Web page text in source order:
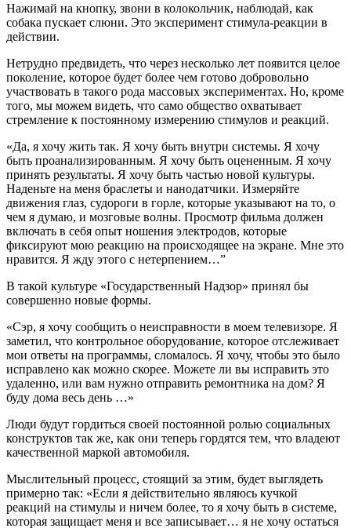
Нажимай на кнопку, звони в колокольчик, наблюдай, как
собака пускает слюни. Это эксперимент стимула-реакции в
действии.
Нетрудно предвидеть, что через несколько лет появится целое
поколение, которое будет более чем готово добровольно
участвовать в такого рода массовых экспериментах. Но, кроме
того, мы можем видеть, что само общество охватывает
стремление к постоянному измерению стимулов и реакций.
«Да, я хочу жить так. Я хочу быть внутри системы. Я хочу
быть проанализированным. Я хочу быть оцененным. Я хочу
принять результаты. Я хочу быть частью новой культуры.
Наденьте на меня браслеты и нанодатчики. Измеряйте
движения глаз, судороги в горле, которые указывают на то, о
чем я думаю, и мозговые волны. Просмотр фильма должен
включать в себя опыт ношения электродов, которые
фиксируют мою реакцию на происходящее на экране. Мне это
нравится. Я жду этого с нетерпением…”
В такой культуре «Государственный Надзор» принял бы
совершенно новые формы.
«Сэр, я хочу сообщить о неисправности в моем телевизоре. Я
заметил, что контрольное оборудование, которое отслеживает
мои ответы на программы, сломалось. Я хочу, чтобы это было
исправлено как можно скорее. Можете ли вы исправить это
удаленно, или вам нужно отправить ремонтника на дом? Я
буду дома весь день …»
Люди будут гордиться своей постоянной ролью социальных
конструктов так же, как они теперь гордятся тем, что владеют
качественной маркой автомобиля.
Мыслительный процесс, стоящий за этим, будет выглядеть
примерно так: «Если я действительно являюсь кучкой
реакций на стимулы и ничем более, то я хочу быть в системе,
которая защищает меня и все записывает… я не хочу остаться